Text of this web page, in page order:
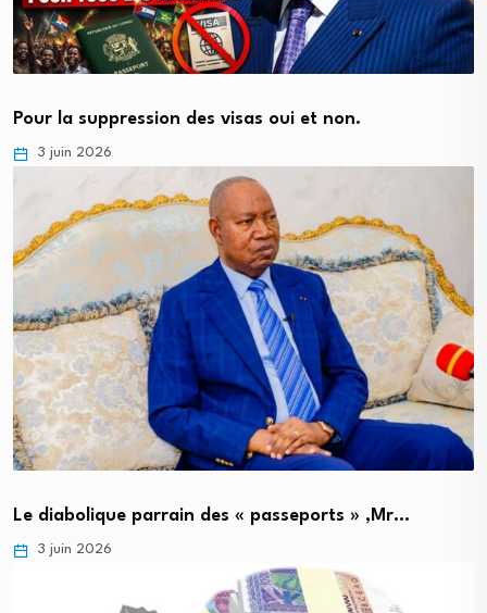
Pour la suppression des visas oui et non.
3 juin 2026
Le diabolique parrain des « passeports » ,Mr…
3 juin 2026